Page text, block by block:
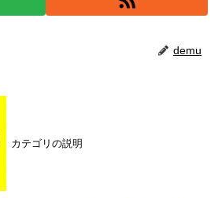
demu
カテゴリの説明